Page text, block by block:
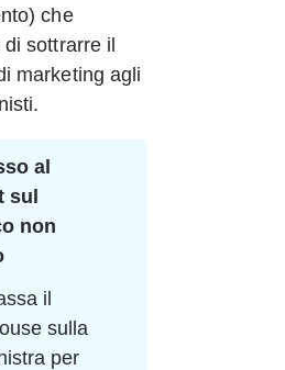
che
sottrarre il
marketing agli
al
sul
non
il
sulla
per